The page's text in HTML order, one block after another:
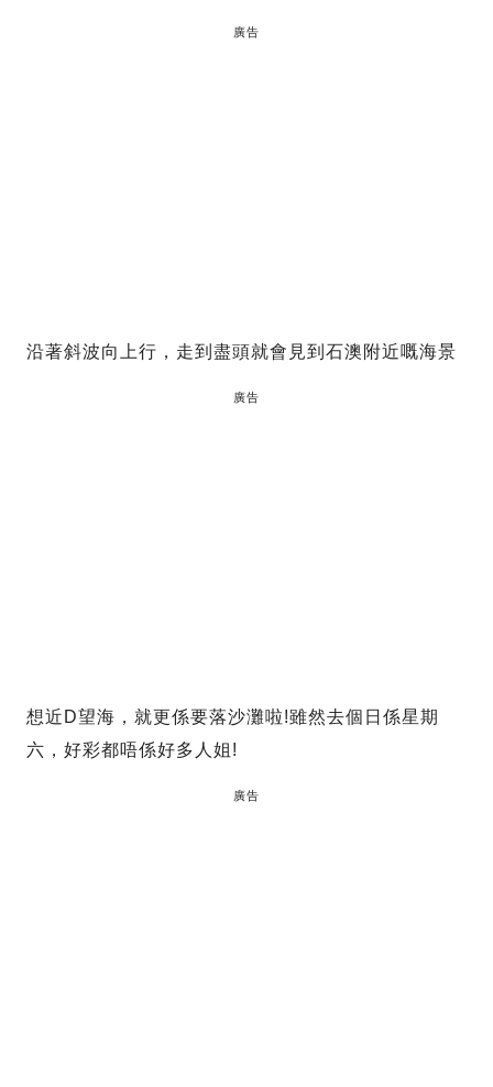
廣告
沿著斜波向上行，走到盡頭就會見到石澳附近嘅海景
廣告
想近D望海，就更係要落沙灘啦!雖然去個日係星期
六，好彩都唔係好多人姐!
廣告